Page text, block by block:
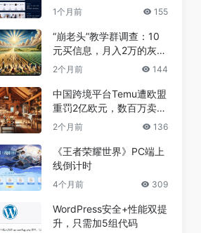
1个月前 155
“崩老头”教学群调查：10
元买信息，月入2万的灰色
兼职真相
2个月前 144
中国跨境平台Temu遭欧盟
重罚2亿欧元，数百万卖家
恐受牵连
2个月前 136
《王者荣耀世界》PC端上
线倒计时
4个月前 309
WordPress安全+性能双提
升，只需加5组代码